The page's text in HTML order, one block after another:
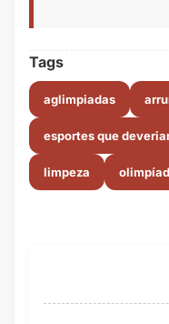
Tags
aglimpiadas
esportes que
limpeza